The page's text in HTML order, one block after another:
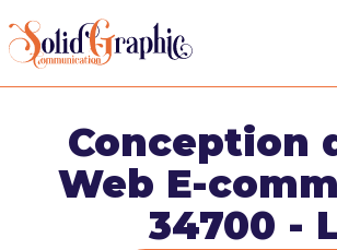
Conception
Web E-
34700 -